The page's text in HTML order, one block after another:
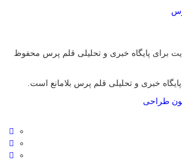
برای پایگاه خبری و تحلیلی قلم پرس محفوظ
خبری و تحلیلی قلم پرس بلامانع است.
طراحی